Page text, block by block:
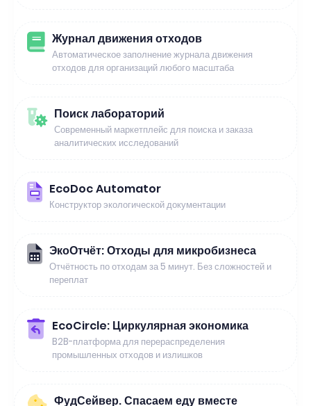
Журнал движения отходов
Автоматическое заполнение журнала движения
отходов для организаций любого масштаба
Поиск лабораторий
Современный маркетплейс для поиска и заказа
аналитических исследований
EcoDoc Automator
Конструктор экологической документации
ЭкоОтчёт: Отходы для микробизнеса
Отчётность по отходам за 5 минут. Без сложностей и
переплат
EcoCircle: Циркулярная экономика
B2B-платформа для перераспределения
промышленных отходов и излишков
ФудСейвер. Спасаем еду вместе